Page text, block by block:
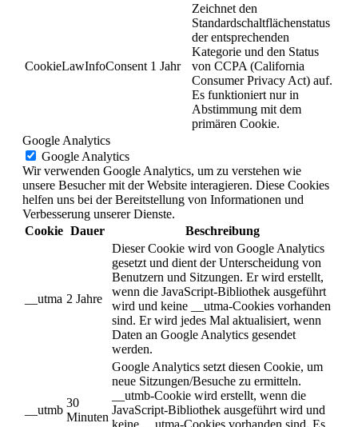
CookieLawInfoConsent 1 Jahr
Zeichnet den
Standardschaltflächenstatus
der entsprechenden
Kategorie und den Status
von CCPA (California
Consumer Privacy Act) auf.
Es funktioniert nur in
Abstimmung mit dem
primären Cookie.
Google Analytics
Google Analytics
Wir verwenden Google Analytics, um zu verstehen wie
unsere Besucher mit der Website interagieren. Diese Cookies
helfen uns bei der Bereitstellung von Informationen und
Verbesserung unserer Dienste.
Cookie Dauer Beschreibung
__utma 2 Jahre
Dieser Cookie wird von Google Analytics
gesetzt und dient der Unterscheidung von
Benutzern und Sitzungen. Er wird erstellt,
wenn die JavaScript-Bibliothek ausgeführt
wird und keine __utma-Cookies vorhanden
sind. Er wird jedes Mal aktualisiert, wenn
Daten an Google Analytics gesendet
werden.
__utmb
30
Minuten
Google Analytics setzt diesen Cookie, um
neue Sitzungen/Besuche zu ermitteln.
__utmb-Cookie wird erstellt, wenn die
JavaScript-Bibliothek ausgeführt wird und